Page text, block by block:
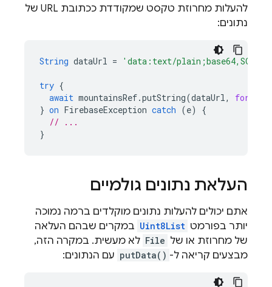
להעלות מחרוזת טקסט שמקודדת ככתובת URL של
נתונים:
String dataUrl = 'data:text/
try {
await mountainsRef.putString(dataUrl,
format:
} on FirebaseException catch (e)
{
// ...
}
העלאת נתונים גולמיים
אתם יכולים להעלות נתונים מוקלדים ברמה נמוכה
יותר בפורמט Uint8List במקרים שבהם העלאה
של מחרוזת או של File לא מעשית. במקרה הזה,
מבצעים קריאה ל- putData() עם הנתונים: